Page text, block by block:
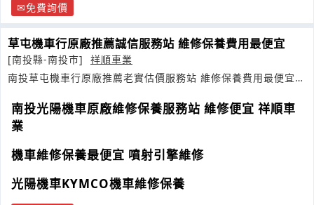
免費詢價
草屯機車行原廠推薦誠信服務站 維修保養費用最便宜
[南投縣-南投市]
祥順車業
南投草屯機車行原廠推薦老實估價服務站 維修保養費用最便宜
南投光陽機車原廠維修保養服務站 維修便宜 祥順車
業
機車維修保養最便宜 噴射引擎維修
光陽機車KYMCO機車維修保養